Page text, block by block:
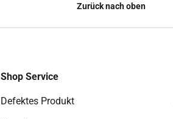
Zurück nach oben
Shop Service
Defektes Produkt